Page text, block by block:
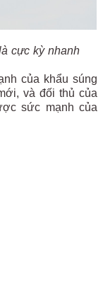
cực kỳ nhanh
của khẩu súng
và đối thủ của
sức mạnh của